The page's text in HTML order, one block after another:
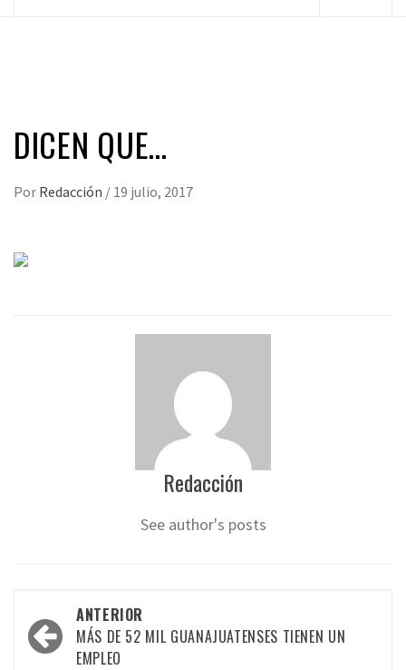
DICEN QUE…
Por Redacción / 19 julio, 2017
Redacción
See author's posts
Navegación
por
ANTERIOR
MÁS DE 52 MIL GUANAJUATENSES TIENEN UN
EMPLEO